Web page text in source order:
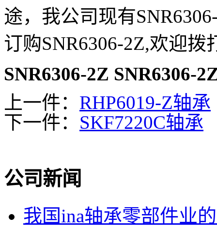
途，我公司现有
订购SNR6306-2Z,欢迎拨
SNR6306-2Z SNR6306-
上一件： RHP6019-Z轴承
下一件： SKF7220C轴承
公司新闻
我国ina轴承零部件业